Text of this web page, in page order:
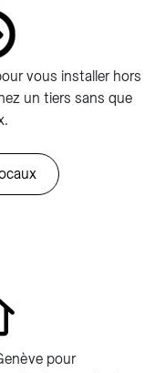
vous installer hors
un tiers sans que
pour